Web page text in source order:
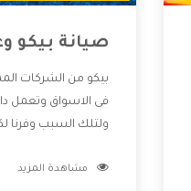
صيانة بيكو
بيكو من الشركات
فى الاسواق وتعمل
ولتلك السبب وفرنا
القيام بتصليح جميع
مشاهدة المزيد